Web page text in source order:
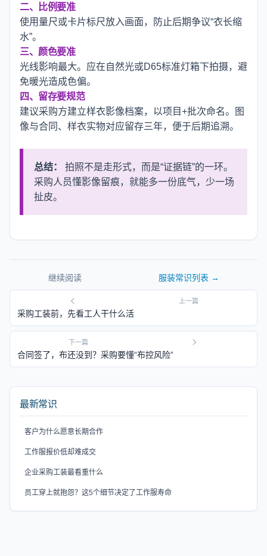
二、比例要准
使用量尺或卡片标尺放入画面，防止后期争议“衣长缩
水”。
三、颜色要准
光线影响最大。应在自然光或D65标准灯箱下拍摄，避
免暖光造成色偏。
四、留存要规范
建议采购方建立样衣影像档案，以项目+批次命名。图
像与合同、样衣实物对应留存三年，便于后期追溯。
总结：
拍照不是走形式，而是“证据链”的一环。
采购人员懂影像留痕，就能多一份底气，少一场
扯皮。
继续阅读 服装常识列表 →
上一篇
采购工装前，先看工人干什么活
下一篇
合同签了，布还没到？采购要懂“布控风险”
最新常识
客户为什么愿意长期合作
工作服报价低却难成交
企业采购工装最看重什么
员工穿上就抱怨？这5个细节决定了工作服寿命